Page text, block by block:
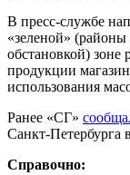
В пресс-службе
«зеленой»
обстановкой) зоне
продукции
использования
Ранее «СГ»
Санкт-Петербурга
Справочно: